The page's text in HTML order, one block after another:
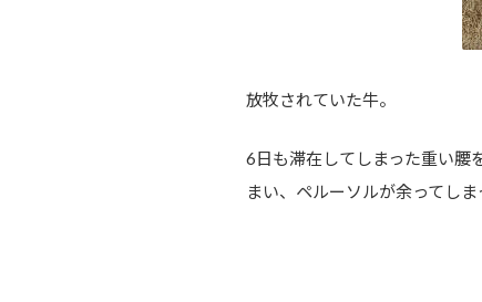
放牧されていた牛。
6日も滞在してしまった重い腰
まい、ペルーソルが余ってし